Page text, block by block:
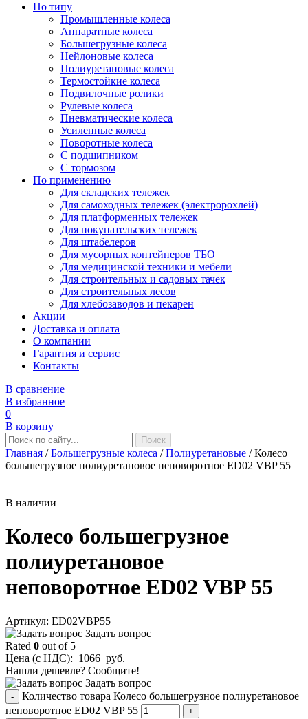
По типу
Промышленные колеса
Аппаратные колеса
Большегрузные колеса
Нейлоновые колеса
Полиуретановые колеса
Термостойкие колеса
Подвилочные ролики
Рулевые колеса
Пневматические колеса
Усиленные колеса
Поворотные колеса
С подшипником
С тормозом
По применению
Для складских тележек
Для самоходных тележек (электророхлей)
Для платформенных тележек
Для покупательских тележек
Для штабелеров
Для мусорных контейнеров ТБО
Для медицинской техники и мебели
Для строительных и садовых тачек
Для строительных лесов
Для хлебозаводов и пекарен
Акции
Доставка и оплата
О компании
Гарантия и сервис
Контакты
В сравнение
В избранное
0
В корзину
Главная /Большегрузные колеса /Полиуретановые /Колесо
большегрузное полиуретановое неповоротное ED02 VBP 55
В наличии
Колесо большегрузное
полиуретановое
неповоротное ED02 VBP 55
Aртикул: ED02VBP55
Задать вопрос
Rated 0 out of 5
Цена (с НДС): 1066 руб.
Нашли дешевле? Сообщите!
Задать вопрос
-
Количество товара Колесо большегрузное полиуретановое
неповоротное ED02 VBP 55
+